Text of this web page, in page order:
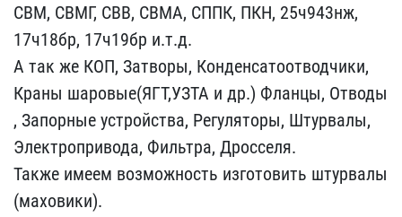
СВМ, СВМГ, ​СВВ, СВМА, СППК, ПКН, 25​ч943нж,
17ч18бр, 17ч19бр​ и.т.д.
А так же КОП, За​творы, Конденсатоотводчи​ки,
Краны шаровые(ЯГТ,УЗ​ТА и др.) Фланцы, Отводы​
, Запорные устройства, Р​егуляторы, Штурвалы,
Эле​ктропривода, Фильтра, Др​осселя.
Также имеем возм​ожность изготовить штурв​алы
(маховики).